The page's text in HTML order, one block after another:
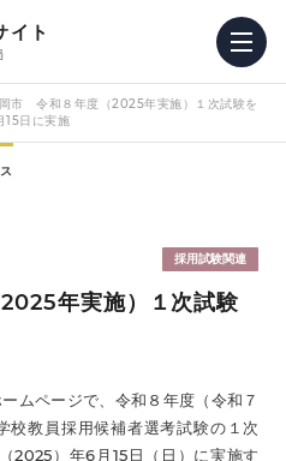
イト
市 令和８年度（2025年実施）１次試験を
15日に実施
採用試験関連
年実施）１次試験
ムページで、令和８年度（令和７
校教員採用候補者選考試験の１次
2025）年6月15日（日）に実施す